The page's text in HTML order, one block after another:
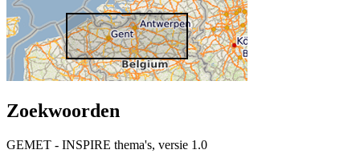
Zoekwoorden
GEMET - INSPIRE thema's, versie 1.0